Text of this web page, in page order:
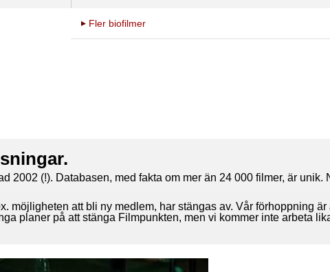
Fler biofilmer
2002 (!). Databasen, med fakta om mer än 24 000 filmer, är unik.
möjligheten att bli ny medlem, har stängas av. Vår förhoppning är
planer på att stänga Filmpunkten, men vi kommer inte arbeta